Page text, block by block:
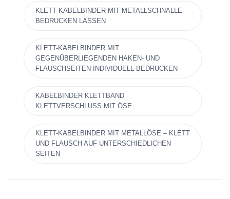
KLETT KABELBINDER MIT METALLSCHNALLE
BEDRUCKEN LASSEN
KLETT-KABELBINDER MIT
GEGENÜBERLIEGENDEN HAKEN- UND
FLAUSCHSEITEN INDIVIDUELL BEDRUCKEN
KABELBINDER KLETTBAND
KLETTVERSCHLUSS MIT ÖSE
KLETT-KABELBINDER MIT METALLÖSE – KLETT
UND FLAUSCH AUF UNTERSCHIEDLICHEN
SEITEN